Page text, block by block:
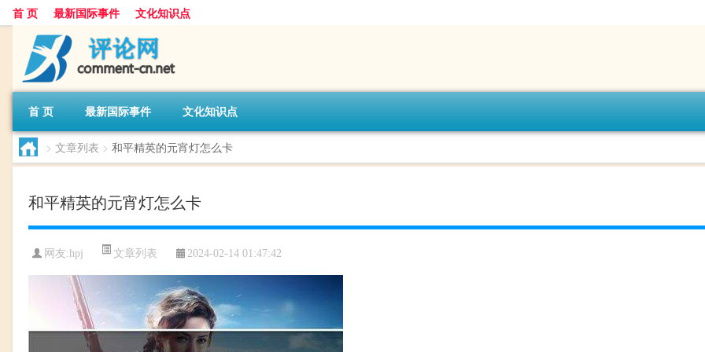
首 页 最新国际事件 文化知识点
首 页 最新国际事件 文化知识点
> 文章列表 > 和平精英的元宵灯怎么卡
和平精英的元宵灯怎么卡
网友:hpj 文章列表 2024-02-14 01:47:42